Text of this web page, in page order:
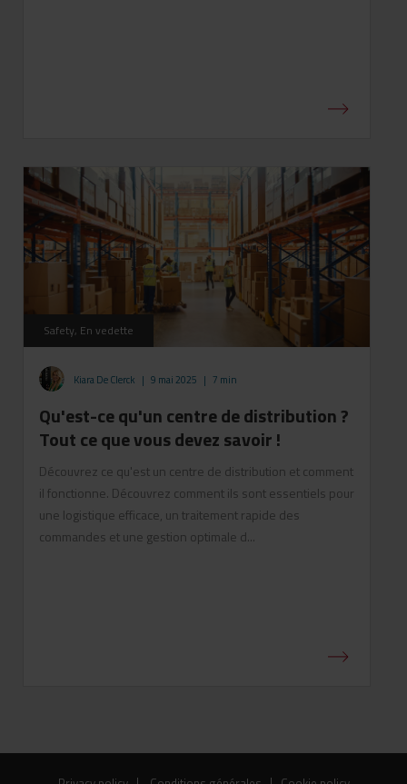
Safety, En vedette
Kiara De Clerck | 9 mai 2025 | 7 min
Qu'est-ce qu'un centre de distribution ?
Tout ce que vous devez savoir !
Découvrez ce qu'est un centre de distribution et comment
il fonctionne. Découvrez comment ils sont essentiels pour
une logistique efficace, un traitement rapide des
commandes et une gestion optimale d...